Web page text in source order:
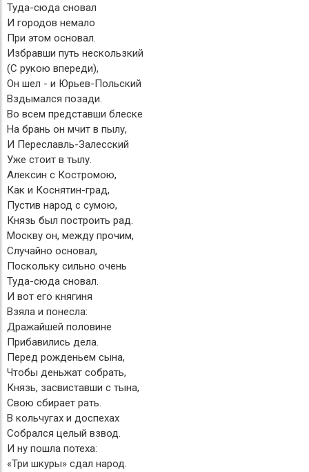
Туда-сюда сновал
И городов немало
При этом основал.
Избравши путь нескользкий
(С рукою впереди),
Он шел - и Юрьев-Польский
Вздымался позади.
Во всем представши блеске
На брань он мчит в пылу,
И Переславль-Залесский
Уже стоит в тылу.
Алексин с Костромою,
Как и Коснятин-град,
Пустив народ с сумою,
Князь был построить рад.
Москву он, между прочим,
Случайно основал,
Поскольку сильно очень
Туда-сюда сновал.
И вот его княгиня
Взяла и понесла:
Дражайшей половине
Прибавились дела.
Перед рожденьем сына,
Чтобы деньжат собрать,
Князь, засвиставши с тына,
Свою сбирает рать.
В кольчугах и доспехах
Собрался целый взвод.
И ну пошла потеха:
«Три шкуры» сдал народ.